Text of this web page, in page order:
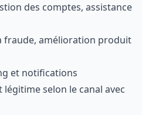
des comptes, assistance
fraude, amélioration produit
et notifications
selon le canal avec